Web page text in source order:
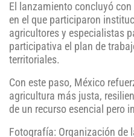
El lanzamiento concluyó
en el que participaron
agricultores y especialistas
participativa el plan de
territoriales.
Con este paso, México
agricultura más justa,
de un recurso esencial pero
Fotografía: Organización de